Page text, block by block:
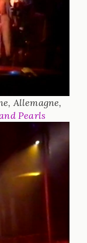
Allemagne,
Pearls